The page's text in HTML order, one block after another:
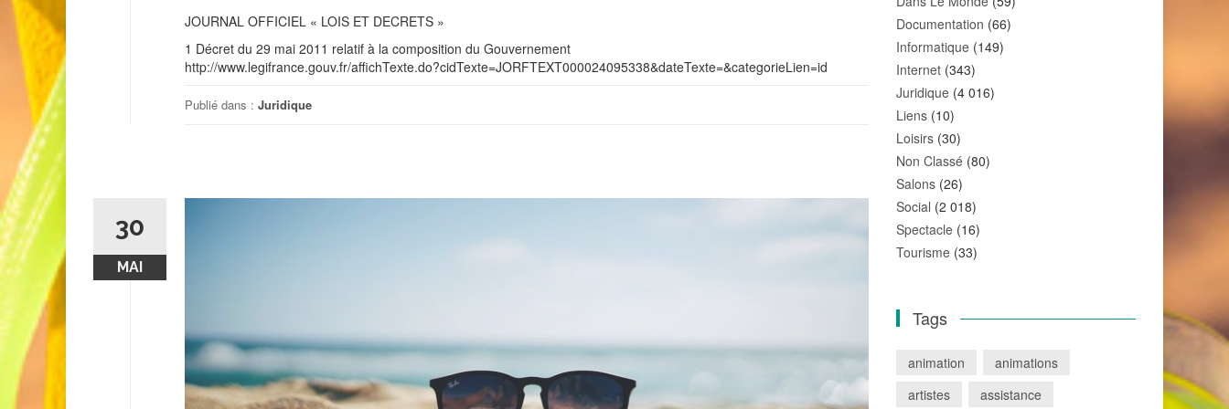
JOURNAL OFFICIEL « LOIS ET DECRETS »
1 Décret du 29 mai 2011 relatif à la composition du Gouvernement
http://www.legifrance.gouv.fr/affichTexte.do?cidTexte=JORFTEXT000024095338&dateTexte=&categorieLien=id
Publié dans : Juridique
30
MAI
Documentation (66)
Informatique(149)
Internet(343)
Juridique(4 016)
Liens(10)
Loisirs(30)
Non Classé(80)
Salons(26)
Social (2 018)
Spectacle(16)
Tourisme(33)
Tags
animation
animations
artistes
assistance